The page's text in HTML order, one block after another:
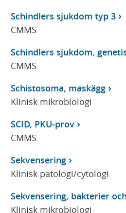
Schindlers sjukdom typ 3
CMMS
Schindlers sjukdom,
CMMS
Schistosoma, maskägg
Klinisk mikrobiologi
SCID, PKU-prov
CMMS
Sekvensering
Klinisk patologi/cytologi
Sekvensering, bakterier
Klinisk mikrobiologi